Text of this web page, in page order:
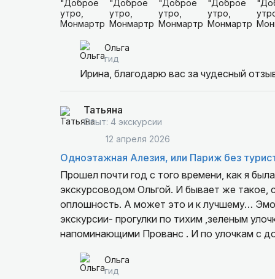
Ольга
гид
Ирина, благодарю вас за чудесный
Татьяна
Опыт: 4 экскурсии
12 апреля 2026
Одноэтажная Алезия, или Париж без
Прошел почти год с того времени, как я
экскурсоводом Ольгой. И бывает же такое,
оплошность. А может это и к лучшему…
экскурсии- прогулки по тихим ,зеленым
напоминающими Прованс . И по улочкам с домами-студиями художников с четкой геометрией домов
благодарность за прекрасно проведенное
Ольга
гид